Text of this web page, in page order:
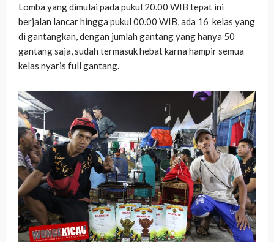
Lomba yang dimulai pada pukul 20.00 WIB tepat ini
berjalan lancar hingga pukul 00.00 WIB, ada 16 kelas yang
di gantangkan, dengan jumlah gantang yang hanya 50
gantang saja, sudah termasuk hebat karna hampir semua
kelas nyaris full gantang.